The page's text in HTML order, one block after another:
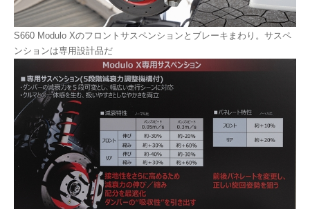
S660 Modulo Xのフロントサスペンションとブレーキまわり。サスペ
ンションは専用設計品だ